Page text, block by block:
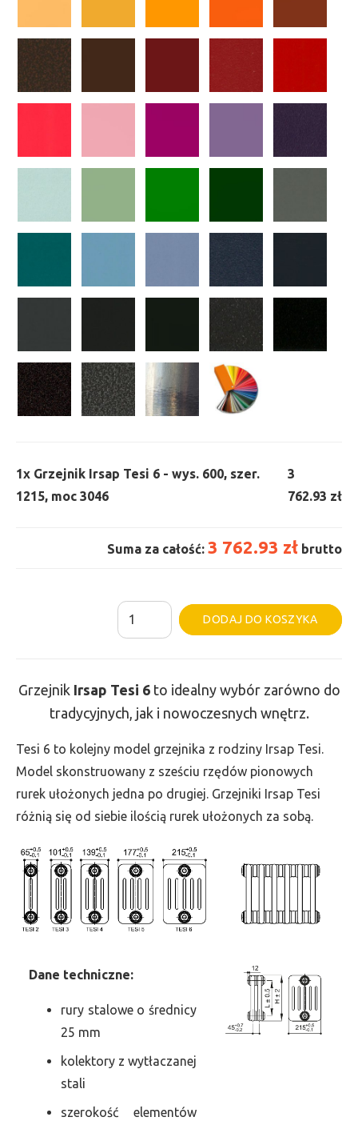
1x Grzejnik Irsap Tesi 6 - wys. 600, szer.
1215, moc 3046
3
762.93 zł
Suma za całość: 3 762.93 zł brutto
ilość
Grzejnik
-
wys.
600,
szer.
1215,
3046
DODAJ DO KOSZYKA
Grzejnik Irsap Tesi 6to idealny wybór zarówno do
tradycyjnych, jak i nowoczesnych wnętrz.
Tesi 6 to kolejny model grzejnika z rodziny Irsap Tesi.
Model skonstruowany z sześciu rzędów pionowych
rurek ułożonych jedna po drugiej. Grzejniki Irsap Tesi
różnią się od siebie ilością rurek ułożonych za sobą.
Dane techniczne:
rury stalowe o średnicy
25 mm
kolektory z wytłaczanej
stali
szerokość elementów